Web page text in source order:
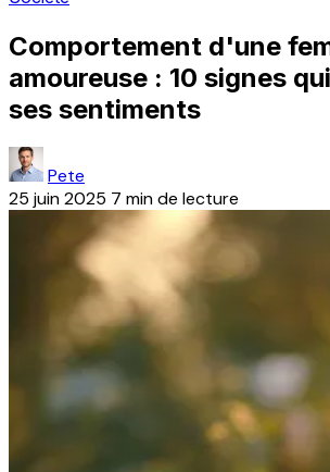
Comportement d'une
amoureuse : 10 signes
ses sentiments
Pete
25 juin 2025 7 min de lecture